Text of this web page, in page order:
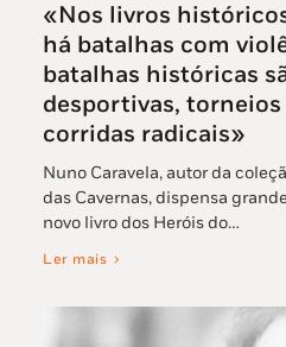
«Nos livros
há batalhas com
batalhas históricas
desportivas,
corridas radicais»
Nuno Caravela, autor da
das Cavernas, dispensa
novo livro dos Heróis do…
Ler mais